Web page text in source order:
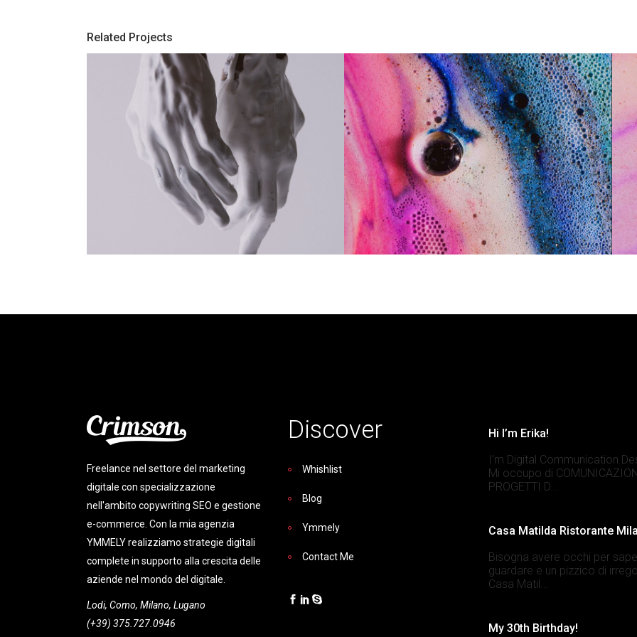
Related Projects
White Paint Is My Marble Meaningful, Significant, Colorful
Freelance nel settore del marketing
digitale con specializzazione
nell'ambito copywriting SEO e gestione
e-commerce. Con la mia agenzia
YMMELY realizziamo strategie digitali
complete in supporto alla crescita delle
aziende nel mondo del digitale.
Lodi, Como, Milano, Lugano
(+39) 375.727.0946
Discover
Whishlist
Blog
Ymmely
Contact Me
Hi I’m Erika!
I’m Digital Communication
Mi occupo di
PROGETTI D...
Casa Matilda Ristorante
Bisogna avere occhi per
guardare e un pizzico di
Casa Matil...
My 30th Birthday!